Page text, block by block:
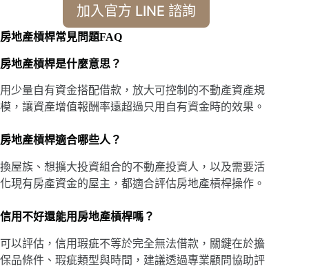
加入官方 LINE 諮詢
房地產槓桿常見問題FAQ
房地產槓桿是什麼意思？
用少量自有資金搭配借款，放大可控制的不動產資產規
模，讓資產增值報酬率遠超過只用自有資金時的效果。
房地產槓桿適合哪些人？
換屋族、想擴大投資組合的不動產投資人，以及需要活
化現有房產資金的屋主，都適合評估房地產槓桿操作。
信用不好還能用房地產槓桿嗎？
可以評估，信用瑕疵不等於完全無法借款，關鍵在於擔
保品條件、瑕疵類型與時間，建議透過專業顧問協助評